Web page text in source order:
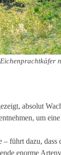
absolut
um
führt dazu,
enorme